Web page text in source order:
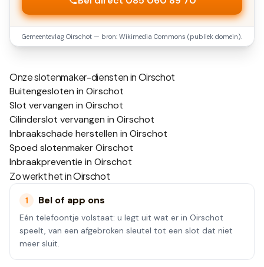
Gemeentevlag Oirschot — bron: Wikimedia Commons (publiek domein).
Onze slotenmaker-diensten inOirschot
Buitengesloten in Oirschot
Slot vervangen in Oirschot
Cilinderslot vervangen in Oirschot
Inbraakschade herstellen in Oirschot
Spoed slotenmaker Oirschot
Inbraakpreventie in Oirschot
Zo werkt het inOirschot
1 Bel of app ons
Eén telefoontje volstaat: u legt uit wat er in Oirschot
speelt, van een afgebroken sleutel tot een slot dat niet
meer sluit.